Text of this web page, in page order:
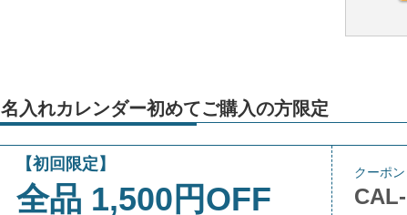
名入れカレンダー初めてご購入の方限定
【初回限定】
全品 1,500円OFF
クーポ